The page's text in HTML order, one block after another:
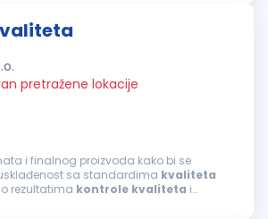
pretražene lokacije
i finalnog proizvoda kako bi se
sa standardima kvaliteta
rezultatima kontrole kvaliteta i